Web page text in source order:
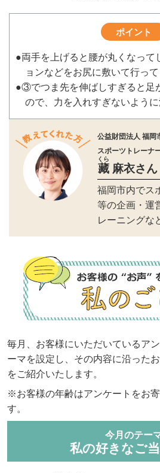
ポイント
●両手を上げると腰が丸くなって
ョンなどをお尻に敷いて行って
●③でつま先を伸ばしすぎると足
ので、力を入れすぎないように
公益財団法人 福岡
スポーツトレーナ
藏
くら
麻衣さん
福岡市内でス
等の企画・運
レーニングな
毎月、お客様にいただいているア
ーマを設定し、その内容に沿った
をご紹介いたします。
※お客様の年齢はアンケートをお
す。
今月のテー
私の好きなご